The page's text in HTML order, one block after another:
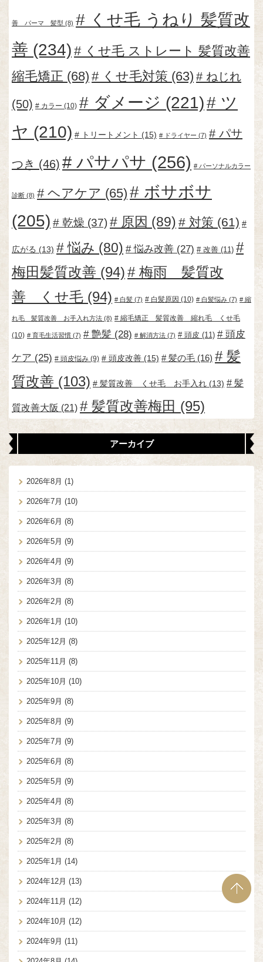
善 パーマ 髪型 (8)
くせ毛 うねり 髪質改
善 (234)
くせ毛 ストレート 髪質改善
縮毛矯正 (68) くせ毛対策 (63) ねじれ
(50) カラー (10) ダメージ (221)
ツ
ヤ (210) トリートメント (15) ドライヤー (7) パサ
つき (46) パサパサ (256) パーソナルカラー
診断 (8) ヘアケア (65)
ボサボサ
(205)
乾燥 (37) 原因 (89) 対策 (61)
広がる (13) 悩み (80) 悩み改善 (27) 改善 (11)
梅田髪質改善 (94)
梅雨 髪質改
善 くせ毛 (94) 白髪 (7) 白髪原因 (10) 白髪悩み (7) 縮
れ毛 髪質改善 お手入れ方法 (8) 縮毛矯正 髪質改善 縮れ毛 くせ毛
(10) 育毛生活習慣 (7) 艶髪 (28) 解消方法 (7) 頭皮 (11) 頭皮
ケア (25) 頭皮悩み (9) 頭皮改善 (15) 髪の毛 (16)
髪
質改善 (103) 髪質改善 くせ毛 お手入れ (13) 髪
質改善大阪 (21) 髪質改善梅田 (95)
アーカイブ
2026年8月 (1)
2026年7月 (10)
2026年6月 (8)
2026年5月 (9)
2026年4月 (9)
2026年3月 (8)
2026年2月 (8)
2026年1月 (10)
2025年12月 (8)
2025年11月 (8)
2025年10月 (10)
2025年9月 (8)
2025年8月 (9)
2025年7月 (9)
2025年6月 (8)
2025年5月 (9)
2025年4月 (8)
2025年3月 (8)
2025年2月 (8)
2025年1月 (14)
2024年12月 (13)
2024年11月 (12)
2024年10月 (12)
2024年9月 (11)